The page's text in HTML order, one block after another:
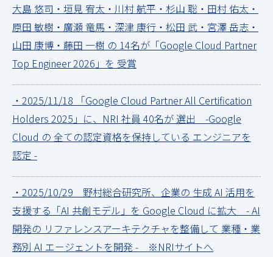
大島 悠司・垣見 宥太・川村 航平・杉山 聡・田村 佑太・
原田 敏樹・廣瀬 竜馬・深津 康行・松田 武・宮澤 岳志・
山田 康博・藤田 一樹 の 14名が「Google Cloud Partner
Top Engineer 2026」を 受賞
・2025/11/18 「Google Cloud Partner All Certification
Holders 2025」に、NRI 社員 40名が 選出 -Google
Cloud の 全ての認定資格を保持している エンジニアを
認定 -
・2025/10/29 野村総合研究所、企業の 生成 AI 活用を
支援する「AI 共創モデル」を Google Cloud に拡大 - AI
開発の リファレンスアーキテクチャを整備して 業種・業
務別 AI エージェントを開発 - ※NRIサイトへ